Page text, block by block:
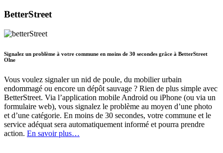
BetterStreet
Signalez un problème à votre commune en moins de 30 secondes grâce à BetterStreet
Olne
Vous voulez signaler un nid de poule, du mobilier urbain
endommagé ou encore un dépôt sauvage ? Rien de plus simple avec
BetterStreet. Via l’application mobile Android ou iPhone (ou via un
formulaire web), vous signalez le problème au moyen d’une photo
et d’une catégorie. En moins de 30 secondes, votre commune et le
service adéquat sera automatiquement informé et pourra prendre
action. En savoir plus…